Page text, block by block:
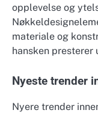
opplevelse og
materiale og
hansken presterer
Nyeste trender
Nyere trender